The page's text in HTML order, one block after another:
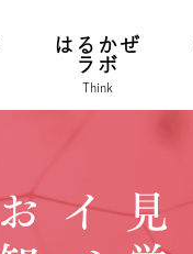
はるかぜ
ラボ
Think